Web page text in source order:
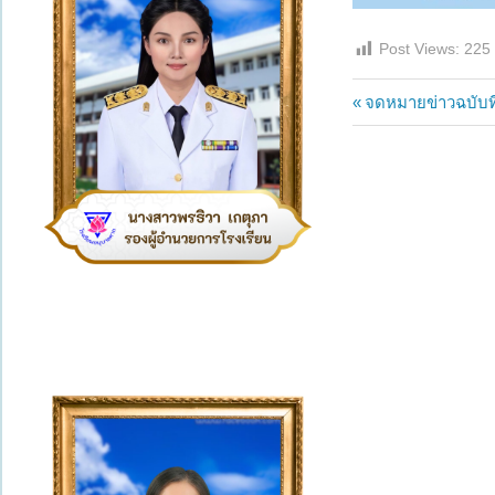
Post Views: 225
แนะแนว
Previous
Post:
จดหมายข่าวฉบับ